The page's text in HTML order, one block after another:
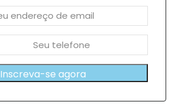
Inscreva-se agora